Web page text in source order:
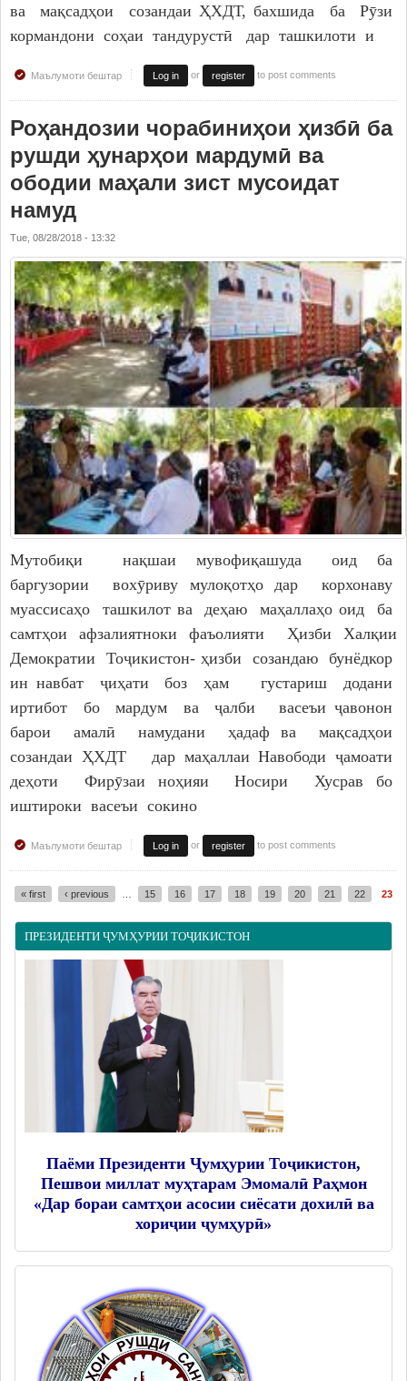
ва мақсадҳои созандаи ҲХДТ, бахшида ба Рӯзи
кормандони соҳаи тандурустӣ дар ташкилоти и
Маълумоти бештар Log in or register to post comments
Роҳандозии чорабиниҳои ҳизбӣ ба
рушди ҳунарҳои мардумӣ ва
ободии маҳали зист мусоидат
намуд
Tue, 08/28/2018 - 13:32
Мутобиқи нақшаи мувофиқашуда оид ба
баргузории вохӯриву мулоқотҳо дар корхонаву
муассисаҳо ташкилот ва деҳаю маҳаллаҳо оид ба
самтҳои афзалиятноки фаъолияти Ҳизби Халқии
Демократии Тоҷикистон- ҳизби созандаю бунёдкор
ин навбат ҷиҳати боз ҳам густариш додани
иртибот бо мардум ва ҷалби васеъи ҷавонон
барои амалӣ намудани ҳадаф ва мақсадҳои
созандаи ҲХДТ дар маҳаллаи Навободи ҷамоати
деҳоти Фирӯзаи ноҳияи Носири Хусрав бо
иштироки васеъи сокино
Маълумоти бештар Log in or register to post comments
« first ‹ previous 15 16 17 18 19 20 21 22 23
ПРЕЗИДЕНТИ ҶУМҲУРИИ ТОҶИКИСТОН
Паёми Президенти Ҷумҳурии Тоҷикистон,
Пешвои миллат муҳтарам Эмомалӣ Раҳмон
«Дар бораи самтҳои асосии сиёсати дохилӣ ва
хориҷии ҷумҳурӣ»